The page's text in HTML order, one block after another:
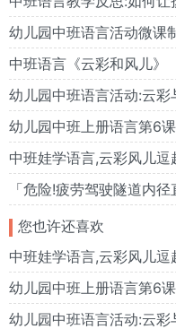
幼儿园中班语言活动微课
中班语言《云彩和风儿》
幼儿园中班语言活动:云
中班娃学语言,云彩风儿逗
您也许还喜欢
中班娃学语言,云彩风儿逗
幼儿园中班语言活动:云